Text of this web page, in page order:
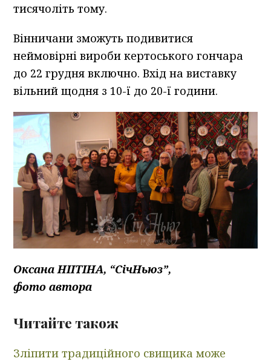
тисячоліть тому.
Вінничани зможуть подивитися
неймовірні вироби кертоського гончара
до 22 грудня включно. Вхід на виставку
вільний щодня з 10-ї до 20-ї години.
Оксана НІІТІНА, “СічНьюз”,
фото автора
Читайте також
Зліпити традиційного свищика може